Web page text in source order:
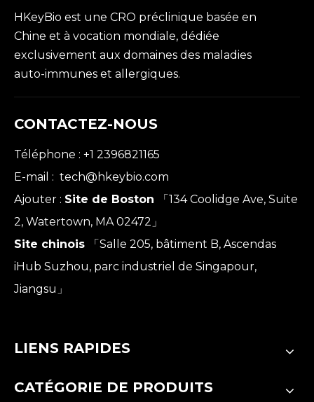
HKeyBio est une CRO préclinique basée en
Chine et à vocation mondiale, dédiée
exclusivement aux domaines des maladies
auto-immunes et allergiques.
CONTACTEZ-NOUS
Téléphone : +1 2396821165
E-mail : tech@hkeybio.com
Ajouter : Site de Boston
「134 Coolidge Ave, Suite
2, Watertown, MA 02472」
Site chinois
「Salle 205, bâtiment B, Ascendas
iHub Suzhou, parc industriel de Singapour,
Jiangsu」
LIENS RAPIDES
CATÉGORIE DE PRODUITS